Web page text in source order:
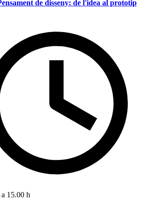
de disseny: de l'idea al prototip
15.00 h